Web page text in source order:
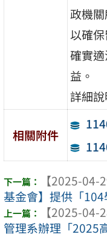
政機
以確
確實
益。
詳細
相關附件
【2025-04-
基金會】提供「
【2025-04-
管理系辦理「2025